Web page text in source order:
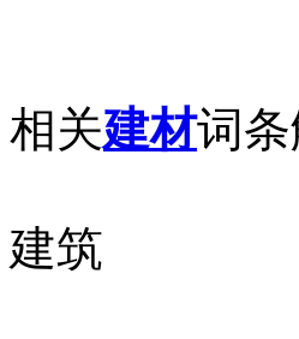
相关建材词条
建筑